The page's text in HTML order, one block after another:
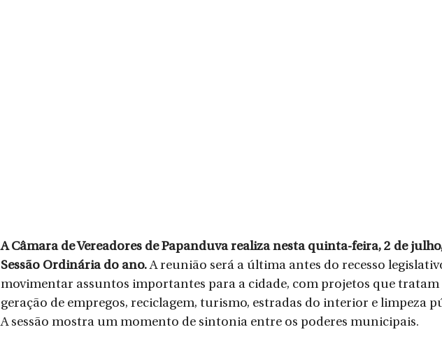
A Câmara de Vereadores de Papanduva realiza nesta quinta-feira, 2 de
Sessão Ordinária do ano. A reunião será a última antes do recesso
movimentar assuntos importantes para a cidade, com projetos que tratam
geração de empregos, reciclagem, turismo, estradas do interior e limpeza
A sessão mostra um momento de sintonia entre os poderes municipais.